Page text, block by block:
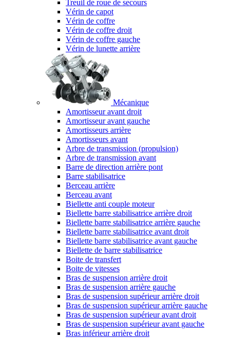
Treuil de roue de secours
Vérin de capot
Vérin de coffre
Vérin de coffre droit
Vérin de coffre gauche
Vérin de lunette arrière
Mécanique
Amortisseur avant droit
Amortisseur avant gauche
Amortisseurs arrière
Amortisseurs avant
Arbre de transmission (propulsion)
Arbre de transmission avant
Barre de direction arrière pont
Barre stabilisatrice
Berceau arrière
Berceau avant
Biellette anti couple moteur
Biellette barre stabilisatrice arrière droit
Biellette barre stabilisatrice arrière gauche
Biellette barre stabilisatrice avant droit
Biellette barre stabilisatrice avant gauche
Biellette de barre stabilisatrice
Boite de transfert
Boite de vitesses
Bras de suspension arrière droit
Bras de suspension arrière gauche
Bras de suspension supérieur arrière droit
Bras de suspension supérieur arrière gauche
Bras de suspension supérieur avant droit
Bras de suspension supérieur avant gauche
Bras inférieur arrière droit